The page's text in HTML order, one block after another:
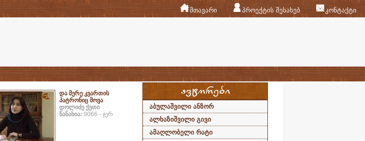
კონტაქტი
პროექტის შესახებ
მთავარი
და მერე კვართის
პატრონიც მოვა
დოლიძე ქეთი
ნანახია: 9066 - ჯერ
აბულაშვილი ანზორ
ალხაზიშვილი გივი
ამაღლობელი რატი